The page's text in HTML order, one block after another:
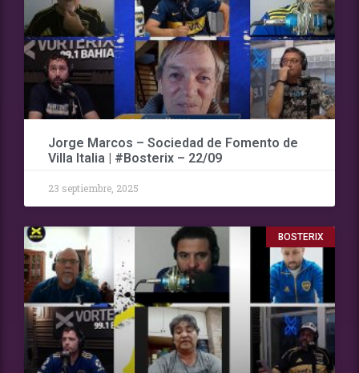
Jorge Marcos – Sociedad de Fomento de
Villa Italia | #Bosterix – 22/09
23 septiembre, 2025
BOSTERIX